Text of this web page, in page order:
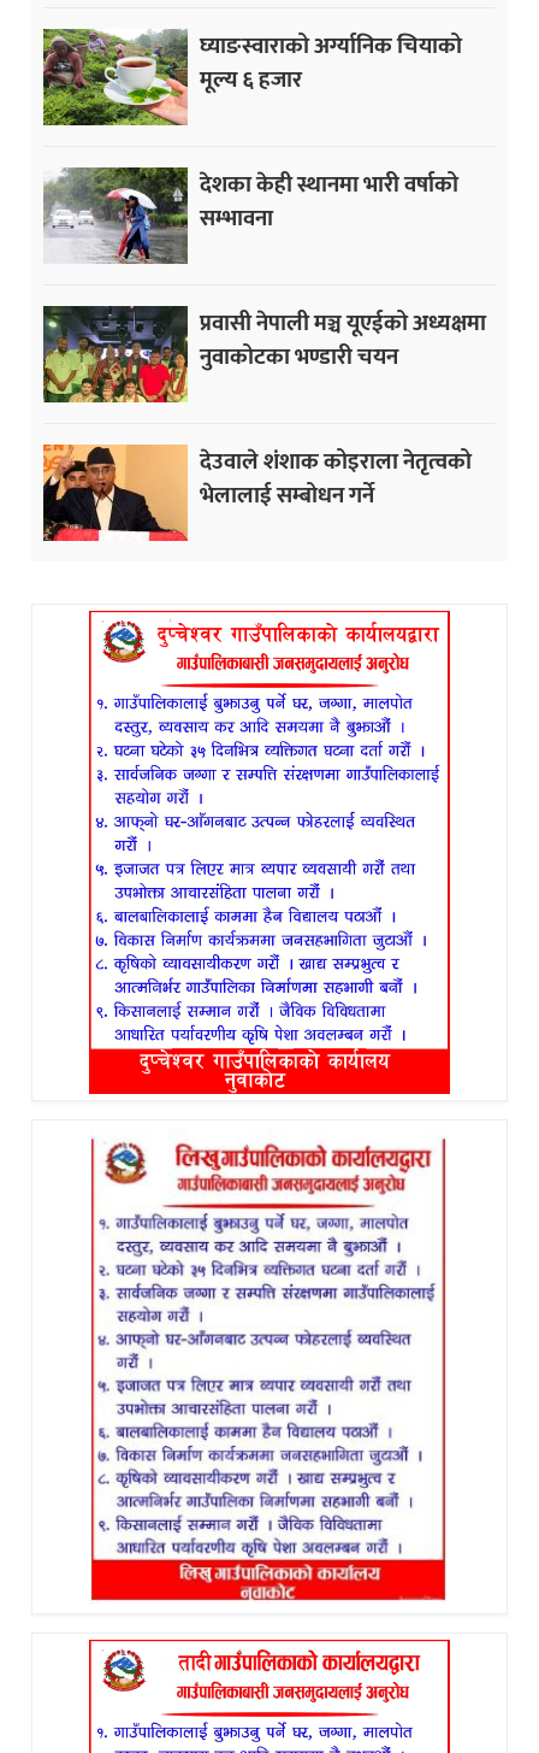
घ्याङस्वाराको अर्ग्यानिक चियाको
मूल्य ६ हजार
देशका केही स्थानमा भारी वर्षाको
सम्भावना
प्रवासी नेपाली मञ्च यूएईको अध्यक्षमा
नुवाकोटका भण्डारी चयन
देउवाले शंशाक कोइराला नेतृत्वको
भेलालाई सम्बोधन गर्ने